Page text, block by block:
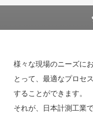
様々な現場のニーズに
とって、最適なプロセ
することができます。
それが、日本計測工業
代表あいさつ
沿革